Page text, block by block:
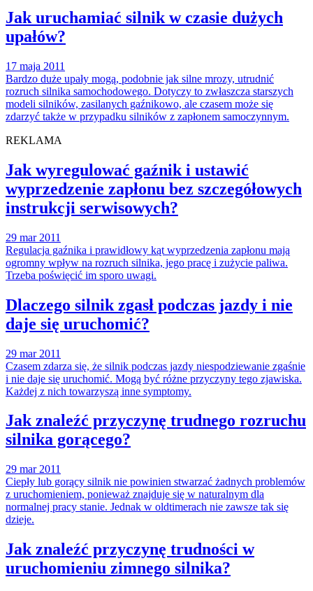
Jak uruchamiać silnik w czasie dużych
upałów?
17 maja 2011
Bardzo duże upały mogą, podobnie jak silne mrozy, utrudnić
rozruch silnika samochodowego. Dotyczy to zwłaszcza starszych
modeli silników, zasilanych gaźnikowo, ale czasem może się
zdarzyć także w przypadku silników z zapłonem samoczynnym.
REKLAMA
Jak wyregulować gaźnik i ustawić
wyprzedzenie zapłonu bez szczegółowych
instrukcji serwisowych?
29 mar 2011
Regulacja gaźnika i prawidłowy kąt wyprzedzenia zapłonu mają
ogromny wpływ na rozruch silnika, jego pracę i zużycie paliwa.
Trzeba poświęcić im sporo uwagi.
Dlaczego silnik zgasł podczas jazdy i nie
daje się uruchomić?
29 mar 2011
Czasem zdarza się, że silnik podczas jazdy niespodziewanie zgaśnie
i nie daje się uruchomić. Mogą być różne przyczyny tego zjawiska.
Każdej z nich towarzyszą inne symptomy.
Jak znaleźć przyczynę trudnego rozruchu
silnika gorącego?
29 mar 2011
Ciepły lub gorący silnik nie powinien stwarzać żadnych problemów
z uruchomieniem, ponieważ znajduje się w naturalnym dla
normalnej pracy stanie. Jednak w oldtimerach nie zawsze tak się
dzieje.
Jak znaleźć przyczynę trudności w
uruchomieniu zimnego silnika?